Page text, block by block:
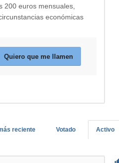
200 euros mensuales,
económicas
Quiero que me llamen
Activo
Votado
reciente